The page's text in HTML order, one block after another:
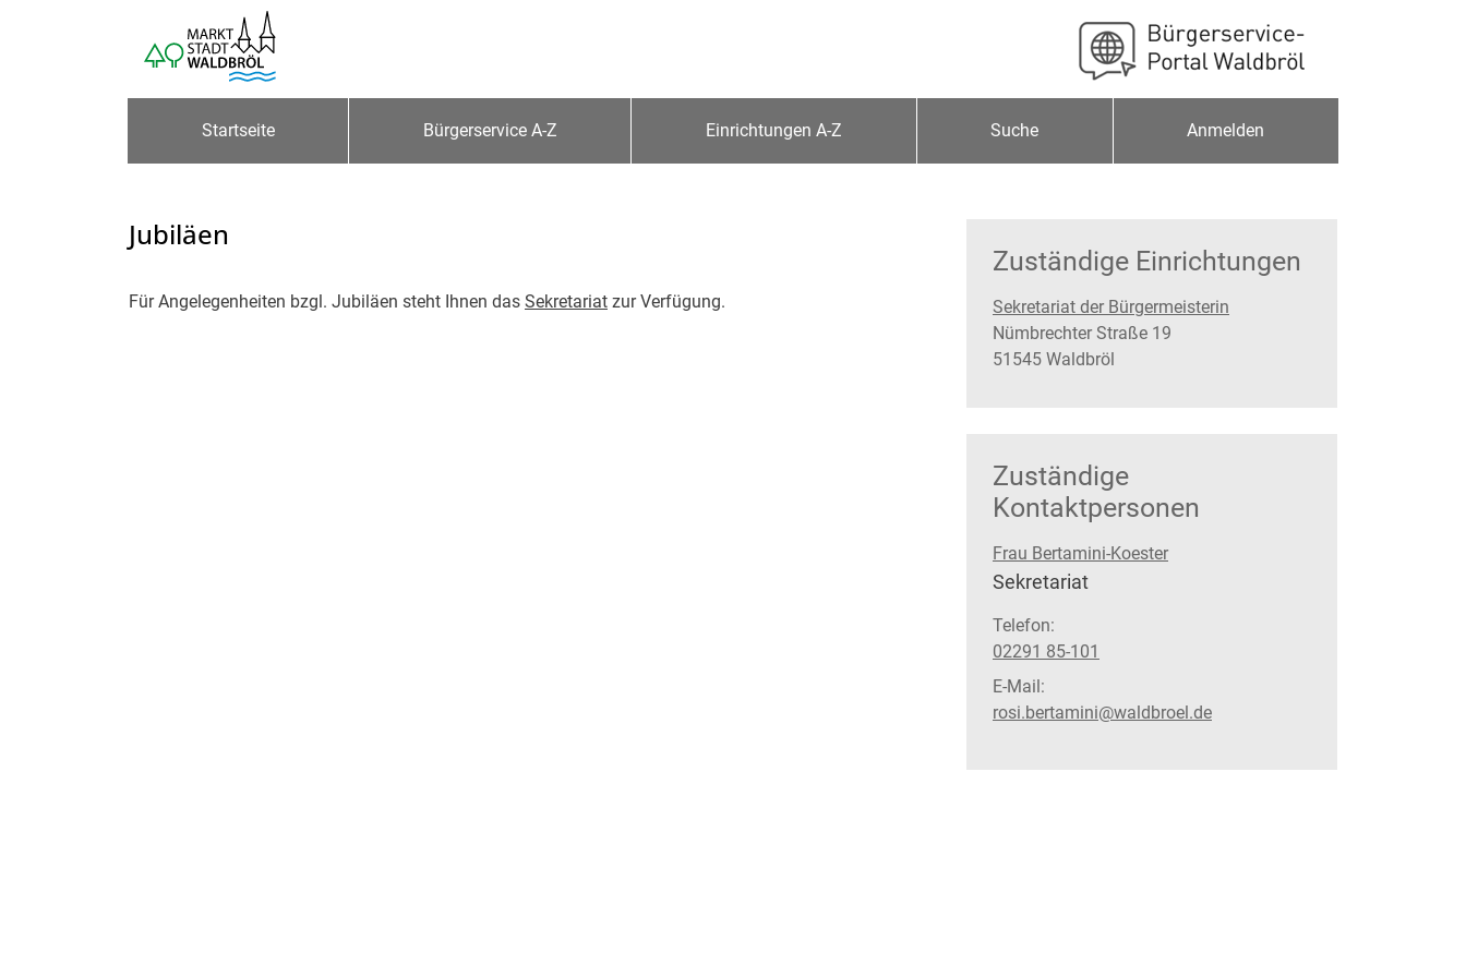
Startseite Bürgerservice A-Z Einrichtungen A-Z Suche Anmelden
Jubiläen
Beschreibung
Für Angelegenheiten bzgl. Jubiläen steht Ihnen das Sekretariat zur Verfügung.
Zuständige Einrichtungen
Sekretariat der Bürgermeisterin
Straße:
Nümbrechter Straße Hausnummer:
19
PLZ:
51545 Ort:
Waldbröl
Zuständige
Kontaktpersonen
Frau Bertamini-Koester
Position:
Sekretariat
Telefon:
02291 85-101
E-Mail:
rosi.bertamini@waldbroel.de